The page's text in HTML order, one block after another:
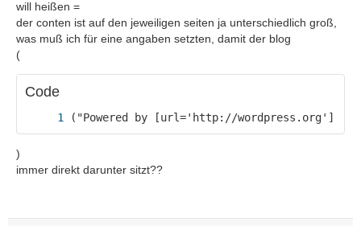
will heißen =
der conten ist auf den jeweiligen seiten ja unterschiedlich groß,
was muß ich für eine angaben setzten, damit der blog
(
Code
("Powered by [url='http://
)
immer direkt darunter sitzt??